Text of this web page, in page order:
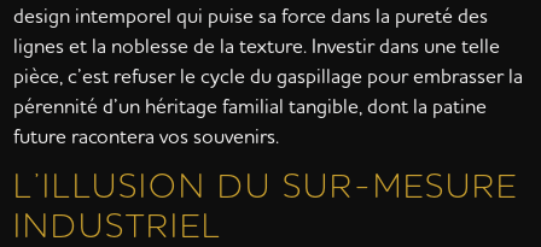
design intemporel qui puise sa force dans la pureté des
lignes et la noblesse de la texture. Investir dans une telle
pièce, c’est refuser le cycle du gaspillage pour embrasser la
pérennité d’un héritage familial tangible, dont la patine
future racontera vos souvenirs.
L’ILLUSION DU SUR-MESURE
INDUSTRIEL